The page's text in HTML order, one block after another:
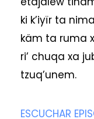
ki k’iyïr ta
käm ta ruma
ri’ chuqa xa
tzuq’unem.
ESCUCHAR